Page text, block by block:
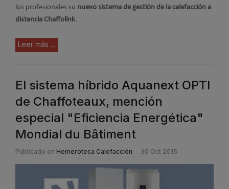
los profesionales su nuevo sistema de gestión de la calefacción a
distancia Chaffolink.
Leer más ...
El sistema híbrido Aquanext OPTI
de Chaffoteaux, mención
especial "Eficiencia Energética"
Mondial du Bâtiment
Publicado en Hemeroteca Calefacción 30 Oct 2015